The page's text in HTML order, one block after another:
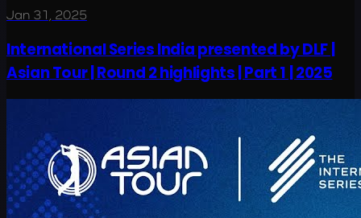
Jan 31, 2025
International Series India presented by DLF |
Asian Tour | Round 2 highlights | Part 1 | 2025